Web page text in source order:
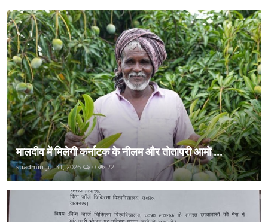
मालदीव में मिलेगी कर्नाटक के नीलम और तोतापरी आमों ...
suadmin Jul 31, 2026 0 22